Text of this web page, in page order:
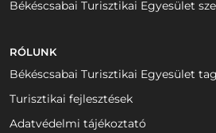
Békéscsabai Turisztikai Egyesület
RÓLUNK
Békéscsabai Turisztikai Egyesület
Turisztikai fejlesztések
Adatvédelmi tájékoztató